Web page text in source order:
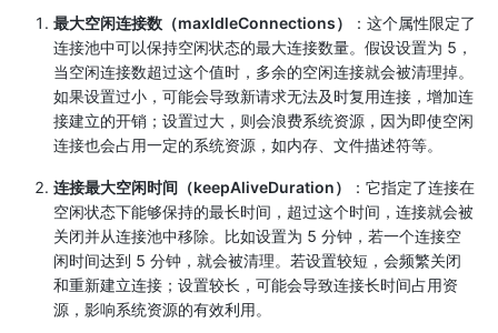
最大空闲连接数（maxIdleConnections）
：这个属性限定了
连接池中可以保持空闲状态的最大连接数量。假设设置为 5，
当空闲连接数超过这个值时，多余的空闲连接就会被清理掉。
如果设置过小，可能会导致新请求无法及时复用连接，增加连
接建立的开销；设置过大，则会浪费系统资源，因为即使空闲
连接也会占用一定的系统资源，如内存、文件描述符等。
连接最大空闲时间（keepAliveDuration）
：它指定了连接在
空闲状态下能够保持的最长时间，超过这个时间，连接就会被
关闭并从连接池中移除。比如设置为 5 分钟，若一个连接空
闲时间达到 5 分钟，就会被清理。若设置较短，会频繁关闭
和重新建立连接；设置较长，可能会导致连接长时间占用资
源，影响系统资源的有效利用。